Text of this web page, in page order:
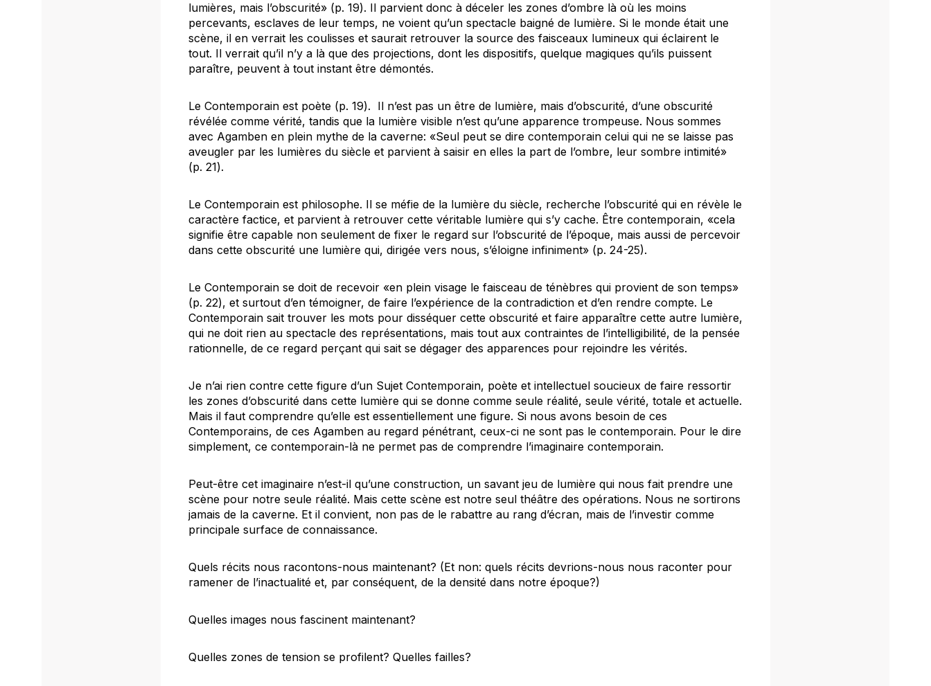
lumières, mais l’obscurité» (p. 19). Il parvient donc à déceler les zones d’ombre là où les moins
percevants, esclaves de leur temps, ne voient qu’un spectacle baigné de lumière. Si le monde était une
scène, il en verrait les coulisses et saurait retrouver la source des faisceaux lumineux qui éclairent le
tout. Il verrait qu’il n’y a là que des projections, dont les dispositifs, quelque magiques qu’ils puissent
paraître, peuvent à tout instant être démontés.
Le Contemporain est poète (p. 19). Il n’est pas un être de lumière, mais d’obscurité, d’une obscurité
révélée comme vérité, tandis que la lumière visible n’est qu’une apparence trompeuse. Nous sommes
avec Agamben en plein mythe de la caverne: «Seul peut se dire contemporain celui qui ne se laisse pas
aveugler par les lumières du siècle et parvient à saisir en elles la part de l’ombre, leur sombre intimité»
(p. 21).
Le Contemporain est philosophe. Il se méfie de la lumière du siècle, recherche l’obscurité qui en révèle le
caractère factice, et parvient à retrouver cette véritable lumière qui s’y cache. Être contemporain, «cela
signifie être capable non seulement de fixer le regard sur l’obscurité de l’époque, mais aussi de percevoir
dans cette obscurité une lumière qui, dirigée vers nous, s’éloigne infiniment» (p. 24-25).
Le Contemporain se doit de recevoir «en plein visage le faisceau de ténèbres qui provient de son temps»
(p. 22), et surtout d’en témoigner, de faire l’expérience de la contradiction et d’en rendre compte. Le
Contemporain sait trouver les mots pour disséquer cette obscurité et faire apparaître cette autre lumière,
qui ne doit rien au spectacle des représentations, mais tout aux contraintes de l’intelligibilité, de la pensée
rationnelle, de ce regard perçant qui sait se dégager des apparences pour rejoindre les vérités.
Je n’ai rien contre cette figure d’un Sujet Contemporain, poète et intellectuel soucieux de faire ressortir
les zones d’obscurité dans cette lumière qui se donne comme seule réalité, seule vérité, totale et actuelle.
Mais il faut comprendre qu’elle est essentiellement une figure. Si nous avons besoin de ces
Contemporains, de ces Agamben au regard pénétrant, ceux-ci ne sont pas le contemporain. Pour le dire
simplement, ce contemporain-là ne permet pas de comprendre l’imaginaire contemporain.
Peut-être cet imaginaire n’est-il qu’une construction, un savant jeu de lumière qui nous fait prendre une
scène pour notre seule réalité. Mais cette scène est notre seul théâtre des opérations. Nous ne sortirons
jamais de la caverne. Et il convient, non pas de le rabattre au rang d’écran, mais de l’investir comme
principale surface de connaissance.
Quels récits nous racontons-nous maintenant? (Et non: quels récits devrions-nous nous raconter pour
ramener de l’inactualité et, par conséquent, de la densité dans notre époque?)
Quelles images nous fascinent maintenant?
Quelles zones de tension se profilent? Quelles failles?